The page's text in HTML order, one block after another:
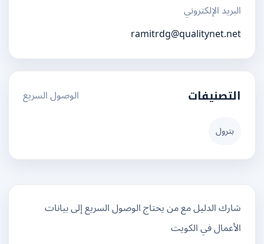
البريد الإلكتروني
ramitrdg@qualitynet.net
التصنيفات الوصول السريع
شارك الدليل مع من يحتاج الوصول السريع إلى بيانات
الأعمال في الكويت